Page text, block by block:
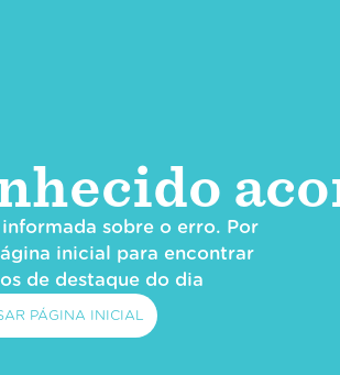
sobre o erro. Por
inicial para encontrar
de destaque do dia
PÁGINA INICIAL